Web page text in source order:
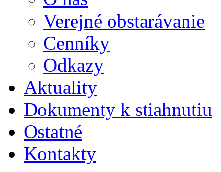
Verejné obstarávanie
Cenníky
Odkazy
Aktuality
Dokumenty k stiahnutiu
Ostatné
Kontakty